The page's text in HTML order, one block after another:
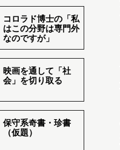
コロラド博士の「私
はこの分野は専門外
なのですが」
映画を通して「社
会」を切り取る
保守系奇書・珍書
（仮題）